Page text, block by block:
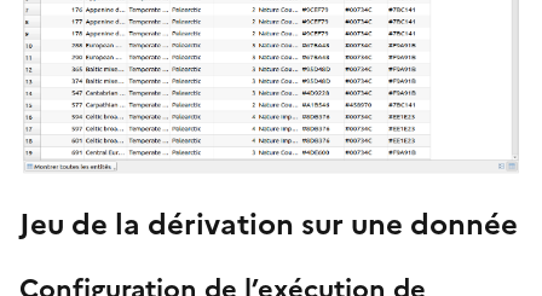
Jeu de la dérivation sur une donnée